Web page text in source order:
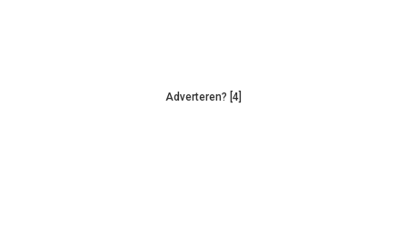
Adverteren? [4]